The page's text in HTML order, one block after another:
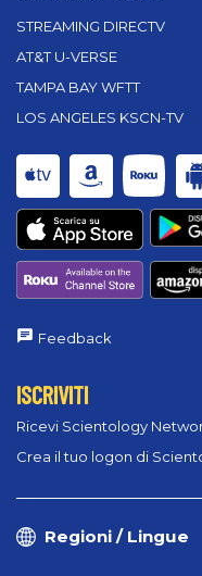
STREAMING DIRECTV
AT&T U-VERSE
TAMPA BAY WFTT
LOS ANGELES KSCN-TV
Feedback
ISCRIVITI
Ricevi Scientology
Crea il tuo logon di
Regioni / Lingue